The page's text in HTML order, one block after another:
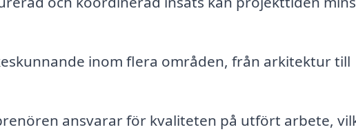
inom flera områden, från arkitektur till
ansvarar för kvaliteten på utfört arbete,